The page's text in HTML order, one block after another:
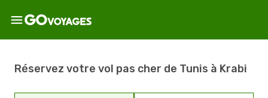
Réservez votre vol pas cher de Tunis à Krabi